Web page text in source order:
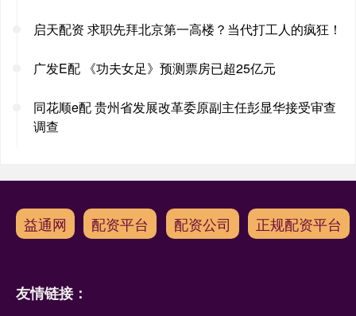
启天配资 求职先拜北京第一高楼？当代打工人的疯狂！
广发E配 《功夫女足》预测票房已超25亿元
同花顺e配 贵州省发展改革委原副主任彭显华接受审查
调查
益通网 配资平台 配资公司 正规配资平台
友情链接：